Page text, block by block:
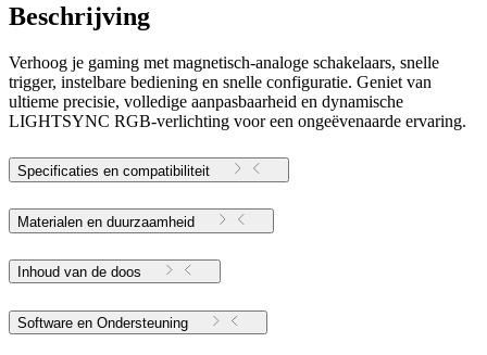
Beschrijving
Verhoog je gaming met magnetisch-analoge schakelaars, snelle
trigger, instelbare bediening en snelle configuratie. Geniet van
ultieme precisie, volledige aanpasbaarheid en dynamische
LIGHTSYNC RGB-verlichting voor een ongeëvenaarde ervaring.
Specificaties en compatibiliteit
Materialen en duurzaamheid
Inhoud van de doos
Software en Ondersteuning